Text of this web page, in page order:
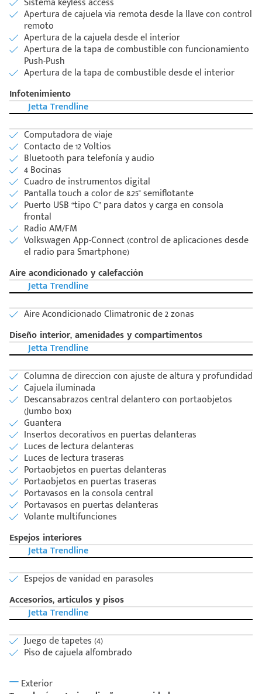
Escríbenos
+528121278366
Código
Postal
Ingresar
Apertura de cajuela via remota desde la llave con control
remoto
Apertura de la cajuela desde el interior
Apertura de la tapa de combustible con funcionamiento
Push-Push
Apertura de la tapa de combustible desde el interior
Infotenimiento
Jetta Trendline
Computadora de viaje
Contacto de 12 Voltios
Bluetooth para telefonía y audio
4 Bocinas
Cuadro de instrumentos digital
Pantalla touch a color de 8.25" semiflotante
Puerto USB “tipo C” para datos y carga en consola
frontal
Radio AM/FM
Volkswagen App-Connect (control de aplicaciones desde
el radio para Smartphone)
Aire acondicionado y calefacción
Jetta Trendline
Aire Acondicionado Climatronic de 2 zonas
Diseño interior, amenidades y compartimentos
Jetta Trendline
Columna de direccion con ajuste de altura y profundidad
Cajuela iluminada
Descansabrazos central delantero con portaobjetos
(Jumbo box)
Guantera
Insertos decorativos en puertas delanteras
Luces de lectura delanteras
Luces de lectura traseras
Portaobjetos en puertas delanteras
Portaobjetos en puertas traseras
Portavasos en la consola central
Portavasos en puertas delanteras
Volante multifunciones
Espejos interiores
Jetta Trendline
Espejos de vanidad en parasoles
Accesorios, articulos y pisos
Jetta Trendline
Juego de tapetes (4)
Piso de cajuela alfombrado
Exterior